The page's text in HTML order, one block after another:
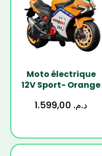
Moto électrique
12V Sport- Orange
د.م.